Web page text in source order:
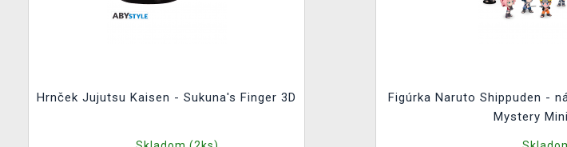
Hrnček Jujutsu Kaisen - Sukuna's Finger 3D
Figúrka Naruto Shippuden -
Mystery